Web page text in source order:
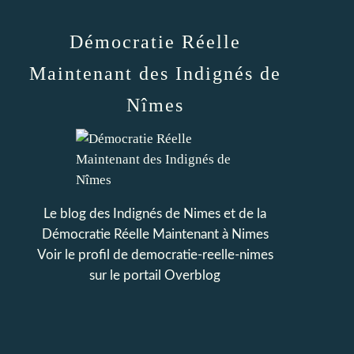
Démocratie Réelle
Maintenant des Indignés de
Nîmes
Le blog des Indignés de Nimes et de la
Démocratie Réelle Maintenant à Nimes
Voir le profil de democratie-reelle-nimes
sur le portail Overblog